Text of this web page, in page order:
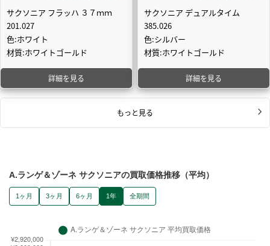
サクソニア フラッハ ３７ｍｍ
201.027
色:ホワイト
材質:ホワイトゴールド
詳細を見る
サクソニア デュアルタイム
385.026
色:シルバー
材質:ホワイトゴールド
詳細を見る
もっと見る
A.ランゲ＆ゾーネ サクソニアの買取価格推移（平均）
1ヶ月 3ヶ月 6ヶ月 1年 全期間